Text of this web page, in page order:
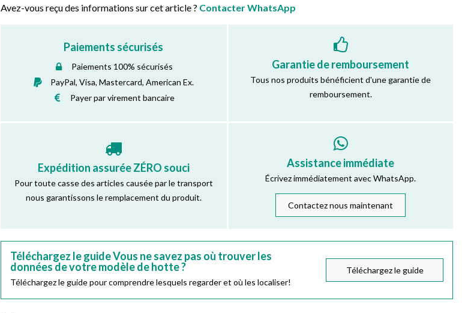
Avez-vous reçu des informations sur cet article ? Contacter WhatsApp
Paiements sécurisés
Paiements 100% sécurisés
PayPal, Visa, Mastercard, American Ex.
Payer par virement bancaire
Garantie de remboursement
Tous nos produits bénéficient d'une garantie de
remboursement.
Expédition assurée ZÉRO souci
Pour toute casse des articles causée par le transport
nous garantissons le remplacement du produit.
Assistance immédiate
Écrivez immédiatement avec WhatsApp.
Contactez nous maintenant
Téléchargez le guide Vous ne savez pas où trouver les
données de votre modèle de hotte ?
Téléchargez le guide pour comprendre lesquels regarder et où les localiser!
Téléchargez le guide